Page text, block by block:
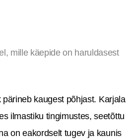
mille käepide on haruldasest
pärineb kaugest põhjast. Karjala
ilmastiku tingimustes, seetõttu
on eakordselt tugev ja kaunis